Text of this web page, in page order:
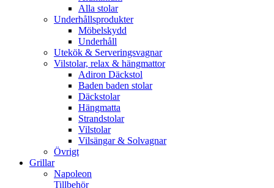
Alla stolar
Underhållsprodukter
Möbelskydd
Underhåll
Utekök & Serveringsvagnar
Vilstolar, relax & hängmattor
Adiron Däckstol
Baden baden stolar
Däckstolar
Hängmatta
Strandstolar
Vilstolar
Vilsängar & Solvagnar
Övrigt
Grillar
Napoleon
Tillbehör